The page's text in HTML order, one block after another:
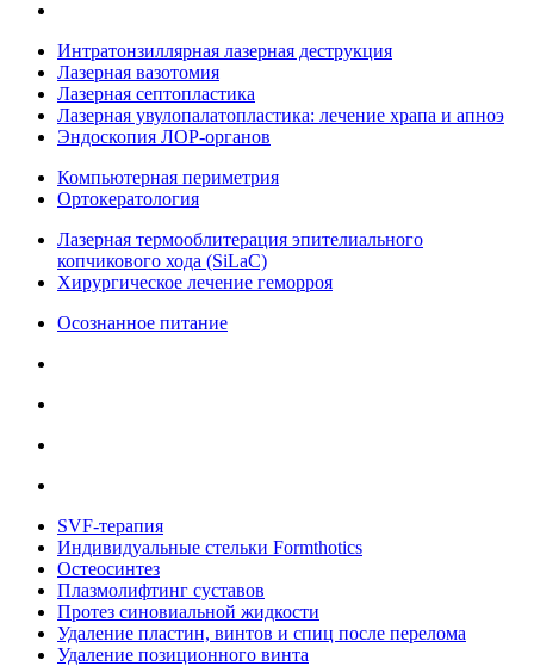
Интратонзиллярная лазерная деструкция
Лазерная вазотомия
Лазерная септопластика
Лазерная увулопалатопластика: лечение храпа и апноэ
Эндоскопия ЛОР-органов
Компьютерная периметрия
Ортокератология
Лазерная термооблитерация эпителиального
копчикового хода (SiLaC)
Хирургическое лечение геморроя
Осознанное питание
SVF-терапия
Индивидуальные стельки Formthotics
Остеосинтез
Плазмолифтинг суставов
Протез синовиальной жидкости
Удаление пластин, винтов и спиц после перелома
Удаление позиционного винта